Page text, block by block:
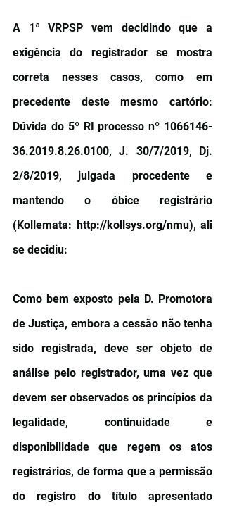
A 1ª VRPSP vem decidindo que a
exigência do registrador se mostra
correta nesses casos, como em
precedente deste mesmo cartório:
Dúvida do 5º RI processo nº 1066146-
36.2019.8.26.0100, J. 30/7/2019, Dj.
2/8/2019, julgada procedente e
mantendo o óbice registrário
(Kollemata: http://kollsys.org/nmu), ali
se decidiu:
Como bem exposto pela D. Promotora
de Justiça, embora a cessão não tenha
sido registrada, deve ser objeto de
análise pelo registrador, uma vez que
devem ser observados os princípios da
legalidade, continuidade e
disponibilidade que regem os atos
registrários, de forma que a permissão
do registro do título apresentado